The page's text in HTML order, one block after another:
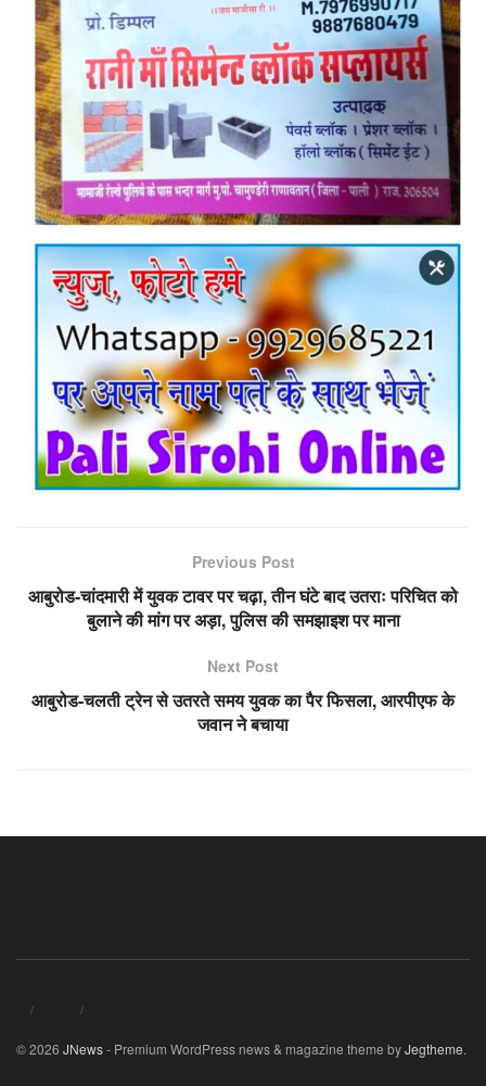
Previous Post
आबुरोड-चांदमारी में युवक टावर पर चढ़ा, तीन घंटे बाद उतराः परिचित को
बुलाने की मांग पर अड़ा, पुलिस की समझाइश पर माना
Next Post
आबुरोड-चलती ट्रेन से उतरते समय युवक का पैर फिसला, आरपीएफ के
जवान ने बचाया
© 2026 JNews- Premium WordPress news & magazine theme byJegtheme.